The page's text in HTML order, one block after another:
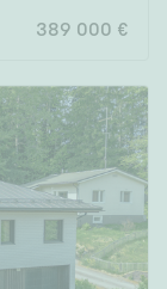
389 000 €